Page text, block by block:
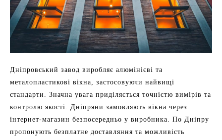
Дніпровський завод виробляє алюмінієві та
металопластикові вікна, застосовуючи найвищі
стандарти. Значна увага приділяється точністю вимірів та
контролю якості. Дніпряни замовляють вікна через
інтернет-магазин безпосередньо у виробника. По Дніпру
пропонують безплатне доставляння та можливість